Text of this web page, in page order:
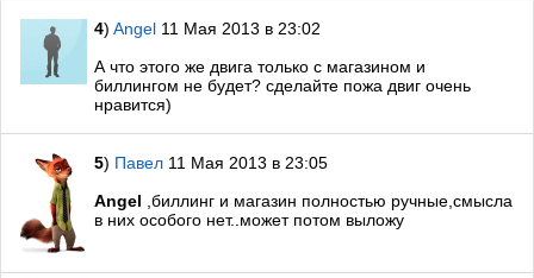
4) Angel 11 Мая 2013 в 23:02
А что этого же двига только с магазином и
биллингом не будет? сделайте пожа двиг очень
нравится)
5) Павел 11 Мая 2013 в 23:05
Angel ,биллинг и магазин полностью ручные,смысла
в них особого нет..может потом выложу